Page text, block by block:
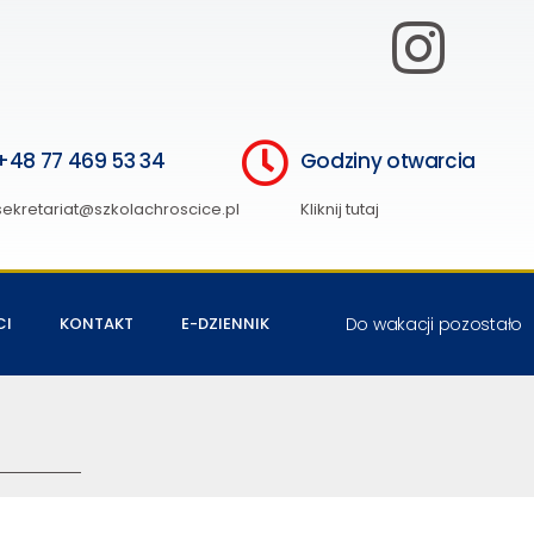
77 469 53 34 Godziny otwarcia
Kliknij tutaj
KONTAKT E-DZIENNIK Do wakacji pozostało